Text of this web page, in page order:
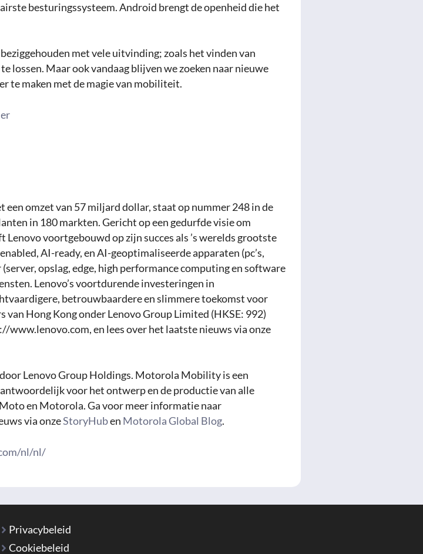
besturingssysteem. Android brengt de openheid die het
met vele uitvinding; zoals het vinden van
lossen. Maar ook vandaag blijven we zoeken naar nieuwe
te maken met de magie van mobiliteit.
omzet van 57 miljard dollar, staat op nummer 248 in de
in 180 markten. Gericht op een gedurfde visie om
voortgebouwd op zijn succes als ’s werelds grootste
AI-ready, en AI-geoptimaliseerde apparaten (pc’s,
opslag, edge, high performance computing en software
Lenovo’s voortdurende investeringen in
betrouwbaardere en slimmere toekomst voor
van Hong Kong onder Lenovo Group Limited (HKSE: 992)
www.lenovo.com, en lees over het laatste nieuws via onze
Lenovo Group Holdings. Motorola Mobility is een
voor het ontwerp en de productie van alle
en Motorola. Ga voor meer informatie naar
via onzeStoryHuben Motorola Global Blog.
nl/nl/
Privacybeleid
Cookiebeleid